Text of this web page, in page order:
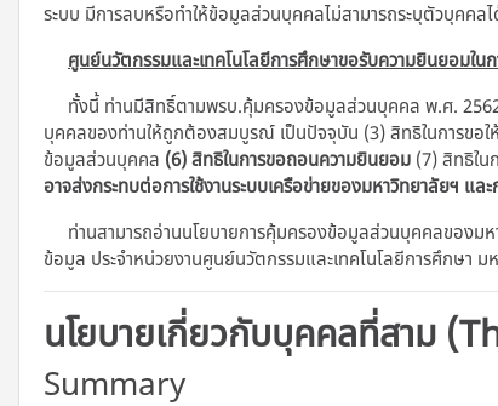
ระบบ มีการลบหรือทำให้ข้อมูลส่วนบุคคลไม่สามารถระบุตัวบุคคล
ศูนย์นวัตกรรมและเทคโนโลยีการศึกษาขอรับความยินยอมใน
ทั้งนี้ ท่านมีสิทธิ์ตามพรบ.คุ้มครองข้อมูลส่วนบุคคล พ.ศ. 2562 ดั
บุคคลของท่านให้ถูกต้องสมบูรณ์ เป็นปัจจุบัน (3) สิทธิในการขอใ
ข้อมูลส่วนบุคคล (6) สิทธิในการขอถอนความยินยอม (7) สิทธิใน
อาจส่งกระทบต่อการใช้งานระบบเครือข่ายของมหาวิทยาลัยฯ และ
ท่านสามารถอ่านนโยบายการคุ้มครองข้อมูลส่วนบุคคลของมห
ข้อมูล ประจําหน่วยงานศูนย์นวัตกรรมและเทคโนโลยีการศึกษา
นโยบายเกี่ยวกับบุคคลที่สาม
Summary